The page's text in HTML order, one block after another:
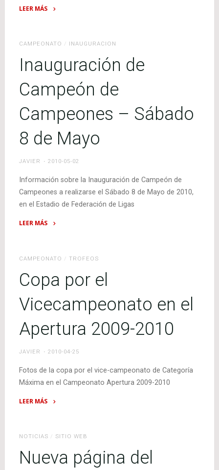
LEER MÁS
equipos
Campeón
Campeones"
CAMPEONATO / INAUGURACION
Inauguración de
Campeón de
Campeones – Sábado
8 de Mayo
JAVIER 2010-05-02
Información sobre la Inauguración de Campeón de
Campeones a realizarse el Sábado 8 de Mayo de 2010,
en el Estadio de Federación de Ligas
LEER MÁS
Campeón
Campeones
Sábado
de
Mayo"
CAMPEONATO / TROFEOS
Copa por el
Vicecampeonato en el
Apertura 2009-2010
JAVIER 2010-04-25
Fotos de la copa por el vice-campeonato de Categoría
Máxima en el Campeonato Apertura 2009-2010
LEER MÁS
el
en
NOTICIAS / SITIO WEB
Nueva página del